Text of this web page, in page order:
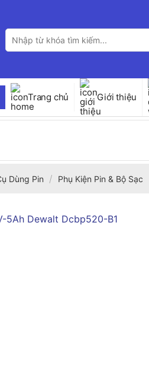
Tìm
kiếm:
Trang chủ Giới thiệu
Dùng Pin / Phụ Kiện Pin & Bộ Sạc